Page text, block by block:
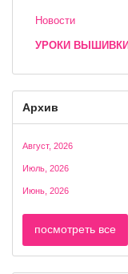
Новости
УРОКИ ВЫШИВКИ
Архив
Август, 2026
Июль, 2026
Июнь, 2026
посмотреть все